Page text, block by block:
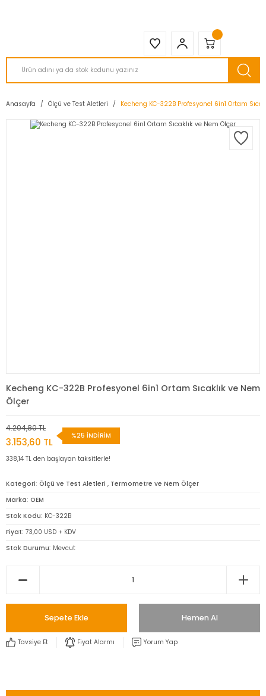
Anasayfa Ölçü ve Test Aletleri Kecheng KC-322B Profesyonel 6in1 Ortam
Kecheng KC-322B Profesyonel 6in1 Ortam Sıcaklık ve Nem
Ölçer
4.204,80 TL
3.153,60 TL
%25 İNDİRİM
338,14 TL den başlayan taksitlerle!
Kategori Ölçü ve Test Aletleri , Termometre ve Nem Ölçer
Marka OEM
Stok Kodu KC-322B
Fiyat 73,00 USD + KDV
Stok Durumu Mevcut
Sepete Ekle Hemen Al
Tavsiye Et Fiyat Alarmı Yorum Yap